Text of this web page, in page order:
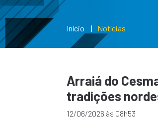
Início Notícias
Arraiá do
tradições
12/06/2026 às 08h53